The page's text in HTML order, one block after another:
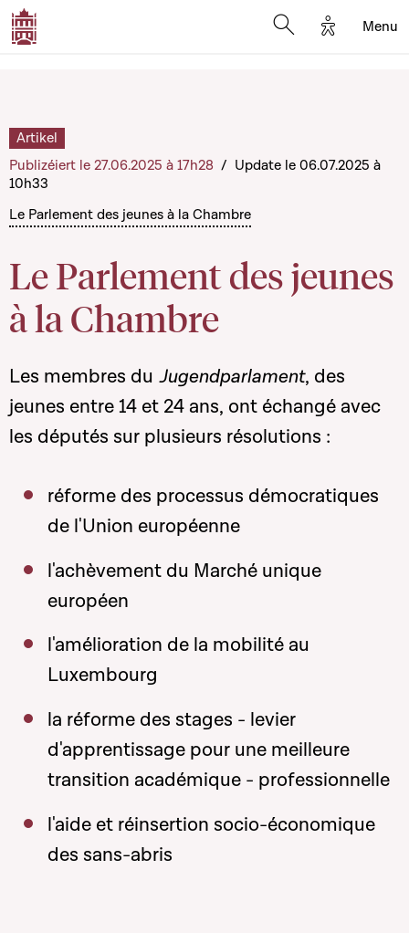
Options
Menu
Le Parlement des jeunes à la Chambre
Le Parlement des jeunes
à la Chambre
Artikel
Publizéiert le 27.06.2025 à 17h28 / Update le 06.07.2025 à
10h33
Les membres du Jugendparlament, des
jeunes entre 14 et 24 ans, ont échangé avec
les députés sur plusieurs résolutions :
réforme des processus démocratiques
de l'Union européenne
l'achèvement du Marché unique
européen
l'amélioration de la mobilité au
Luxembourg
la réforme des stages - levier
d'apprentissage pour une meilleure
transition académique - professionnelle
l'aide et réinsertion socio-économique
des sans-abris